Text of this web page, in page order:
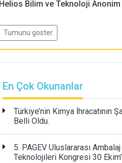
Helios Bilim ve Teknoloji
Tumunu goster
En Çok Okunanlar
Türkiye’nin Kimya İhracatının
Belli Oldu.
5. PAGEV Uluslararası Ambalaj
Teknolojileri Kongresi 30